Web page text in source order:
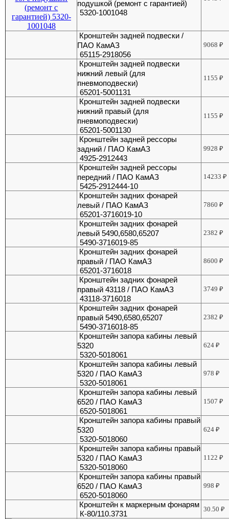
подушкой (ремонт с гарантией)
5320-1001048
Кронштейн задней подвески /
ПАО КамАЗ
65115-2918056
9068₽
Кронштейн задней подвески
нижний левый (для
пневмоподвески)
65201-5001131
1155₽
Кронштейн задней подвески
нижний правый (для
пневмоподвески)
65201-5001130
1155₽
Кронштейн задней рессоры
задний / ПАО КамАЗ
4925-2912443
9928₽
Кронштейн задней рессоры
передний / ПАО КамАЗ
5425-2912444-10
14233₽
Кронштейн задних фонарей
левый / ПАО КамАЗ
65201-3716019-10
7860₽
Кронштейн задних фонарей
левый 5490,6580,65207
5490-3716019-85
2382₽
Кронштейн задних фонарей
правый / ПАО КамАЗ
65201-3716018
8600₽
Кронштейн задних фонарей
правый 43118 / ПАО КамАЗ
43118-3716018
3749₽
Кронштейн задних фонарей
правый 5490,6580,65207
5490-3716018-85
2382₽
Кронштейн запора кабины левый
5320
5320-5018061
624₽
Кронштейн запора кабины левый
5320 / ПАО КамАЗ
5320-5018061
978₽
Кронштейн запора кабины левый
6520 / ПАО КамАЗ
6520-5018061
1507₽
Кронштейн запора кабины правый
5320
5320-5018060
624₽
Кронштейн запора кабины правый
5320 / ПАО КамАЗ
5320-5018060
1122₽
Кронштейн запора кабины правый
6520 / ПАО КамАЗ
6520-5018060
998₽
Кронштейн к маркерным фонарям
К-80/110.3731
30.50₽